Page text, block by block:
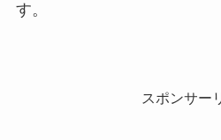
す。
スポンサー